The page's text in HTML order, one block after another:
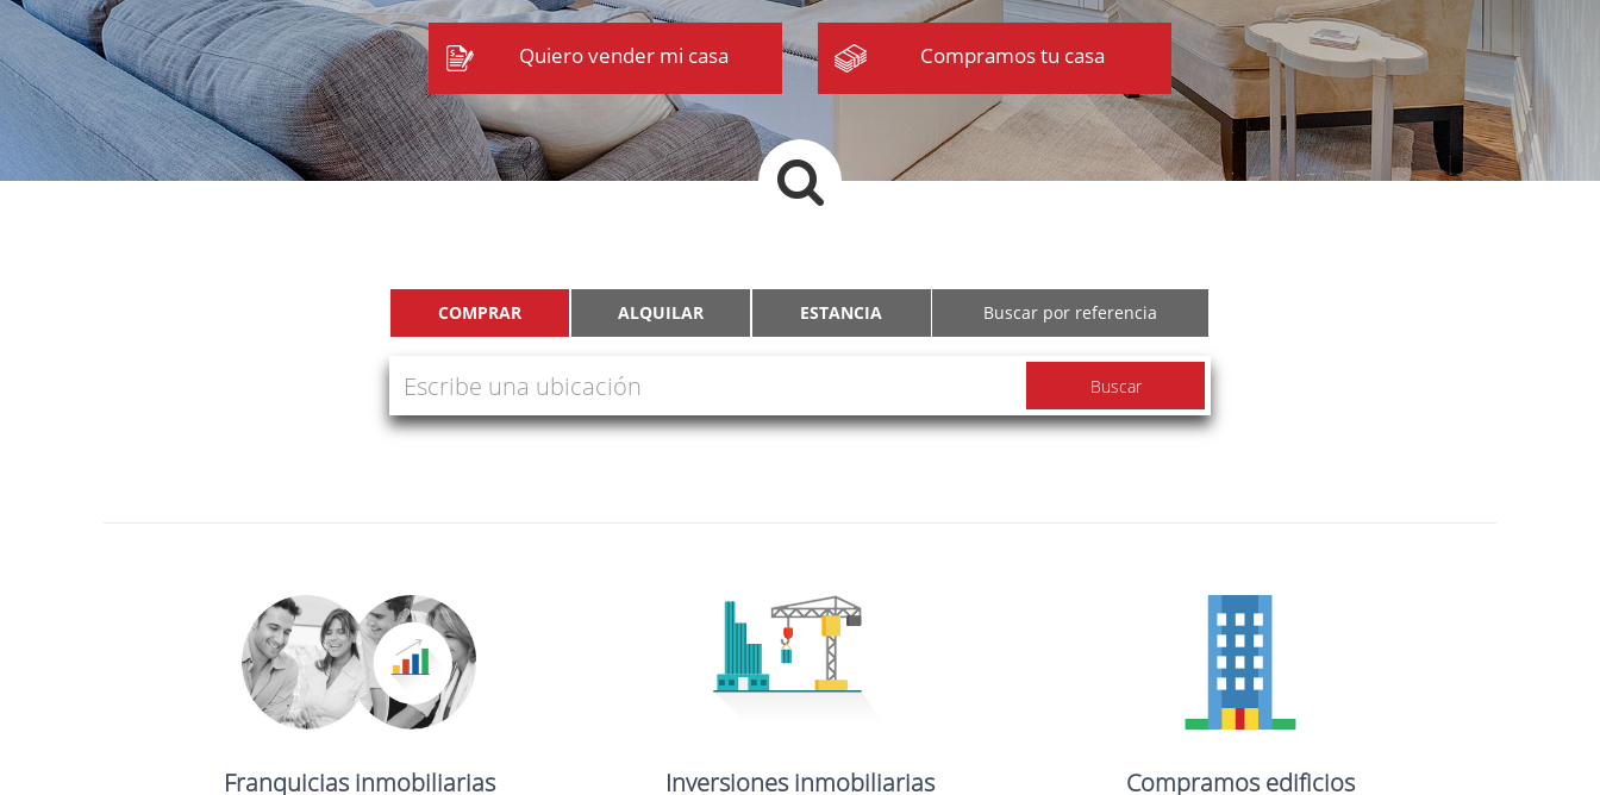
Quiero vender mi casa Compramos tu casa
COMPRAR ALQUILAR ESTANCIA Buscar por referencia
Buscar
Franquicias inmobiliarias Inversiones inmobiliarias Compramos edificios